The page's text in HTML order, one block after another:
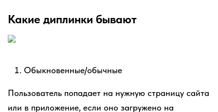
Какие диплинки бывают
Обыкновенные/обычные
Пользователь попадает на нужную страницу сайта
или в приложение, если оно загружено на